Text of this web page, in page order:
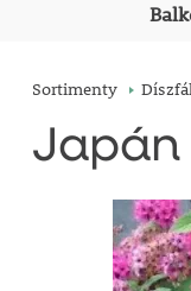
Sortimenty
Japán